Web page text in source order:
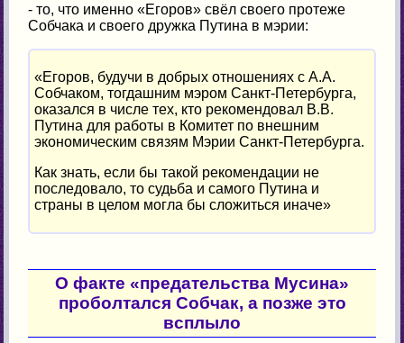
- то, что именно «Егоров» свёл своего протеже
Собчака и своего дружка Путина в мэрии:
«Егоров, будучи в добрых отношениях с А.А.
Собчаком, тогдашним мэром Санкт-Петербурга,
оказался в числе тех, кто рекомендовал В.В.
Путина для работы в Комитет по внешним
экономическим связям Мэрии Санкт-Петербурга.
Как знать, если бы такой рекомендации не
последовало, то судьба и самого Путина и
страны в целом могла бы сложиться иначе»
О факте «предательства Мусина»
проболтался Собчак, а позже это
всплыло